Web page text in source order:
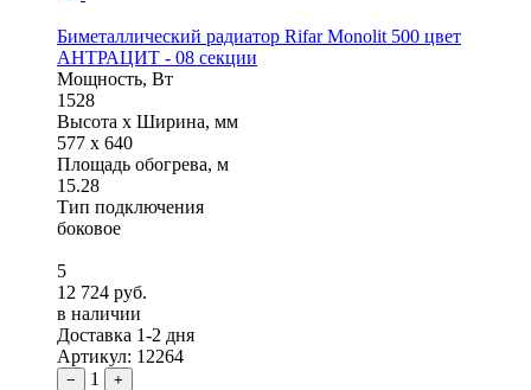
Биметаллический радиатор Rifar Monolit 500 цвет
АНТРАЦИТ - 08 секции
Мощность, Вт
1528
Высота x Ширина, мм
577 x 640
Площадь обогрева, м
15.28
Тип подключения
боковое
5
12 724 руб.
в наличии
Доставка 1-2 дня
Артикул: 12264
− 1 +